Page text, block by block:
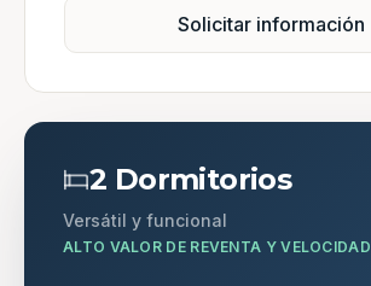
Solicitar información
2 Dormitorios
Versátil y funcional
ALTO VALOR DE REVENTA Y VELOCIDAD